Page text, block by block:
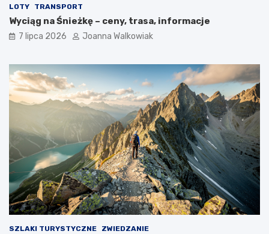
LOTY TRANSPORT
Wyciąg na Śnieżkę – ceny, trasa, informacje
7 lipca 2026 Joanna Walkowiak
SZLAKI TURYSTYCZNE ZWIEDZANIE